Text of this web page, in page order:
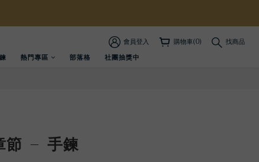
會員登入 購物車(0)
找商品
熱門專區 部落格 社團抽獎中
節 – 手鍊